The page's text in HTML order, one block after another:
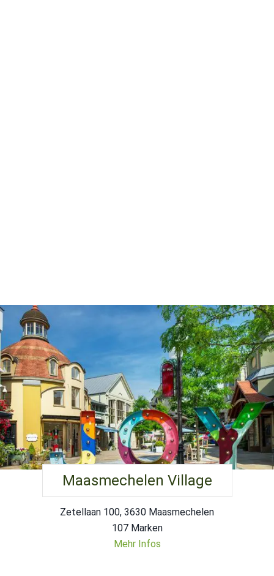
Maasmechelen Village
Zetellaan 100, 3630 Maasmechelen
107 Marken
Mehr Infos